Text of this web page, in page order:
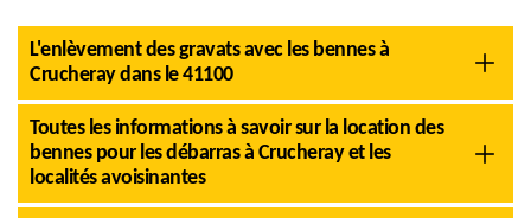
L'enlèvement des gravats avec les bennes à
Crucheray dans le 41100
Toutes les informations à savoir sur la location des
bennes pour les débarras à Crucheray et les
localités avoisinantes